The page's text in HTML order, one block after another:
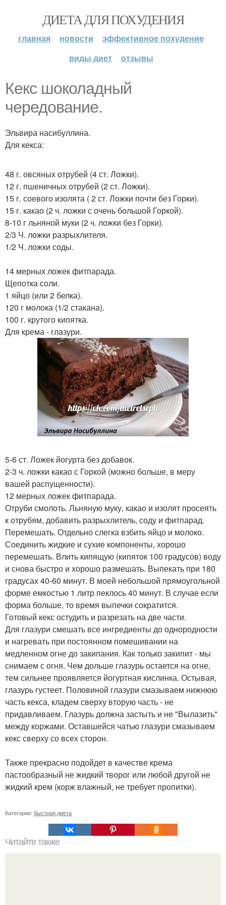
ДИЕТА ДЛЯ ПОХУДЕНИЯ
главная новости
эффективное похудение
виды диет
отзывы
Кекс шоколадный
чередование.
Эльвира насибуллина.
Для кекса:
48 г. овсяных отрубей (4 ст. Ложки).
12 г. пшеничных отрубей (2 ст. Ложки).
15 г. соевого изолята ( 2 ст. Ложки почти без Горки).
15 г. какао (2 ч. ложки с очень большой Горкой).
8-10 г льняной муки (2 ч. ложки без Горки).
2/3 Ч. ложки разрыхлителя.
1/2 Ч. ложки соды.
14 мерных ложек фитпарада.
Щепотка соли.
1 яйцо (или 2 белка).
120 г молока (1/2 стакана).
100 г. крутого кипятка.
Для крема - глазури.
5-6 ст. Ложек йогурта без добавок.
2-3 ч. ложки какао с Горкой (можно больше, в меру
вашей распущенности).
12 мерных ложек фитпарада.
Отруби смолоть. Льняную муку, какао и изолят просеять
к отрубям, добавить разрыхлитель, соду и фитпарад.
Перемешать. Отдельно слегка взбить яйцо и молоко.
Соединить жидкие и сухие компоненты, хорошо
перемешать. Влить кипящую (кипяток 100 градусов) воду
и снова быстро и хорошо размешать. Выпекать при 180
градусах 40-60 минут. В моей небольшой прямоугольной
форме емкостью 1 литр пеклось 40 минут. В случае если
форма больше, то время выпечки сократится.
Готовый кекс остудить и разрезать на две части.
Для глазури смешать все ингредиенты до однородности
и нагревать при постоянном помешивании на
медленном огне до закипания. Как только закипит - мы
снимаем с огня. Чем дольше глазурь остается на огне,
тем сильнее проявляется йогуртная кислинка. Остывая,
глазурь густеет. Половиной глазури смазываем нижнюю
часть кекса, кладем сверху вторую часть - не
придавливаем. Глазурь должна застыть и не "Вылазить"
между коржами. Оставшейся чатью глазури смазываем
кекс сверху со всех сторон.
Также прекрасно подойдет в качестве крема
пастообразный не жидкий творог или любой другой не
жидкий крем (корж влажный, не требует пропитки).
Категории: быстрая диета
Читайте также